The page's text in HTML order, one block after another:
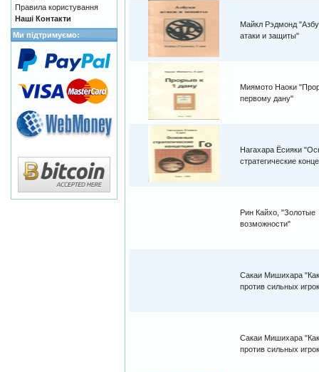
Майкл Рэдмонд
атаки и защиты"
Миямото Наоки
первому дану"
Нагахара Ёсияки
стратегические
Рин Кайхо, "Золотые
возможности"
Сакаи Мишихара "Как
против сильных
Сакаи Мишихара "Как
против сильных
Правила користування
Наші Контакти
Ми підтримуємо: